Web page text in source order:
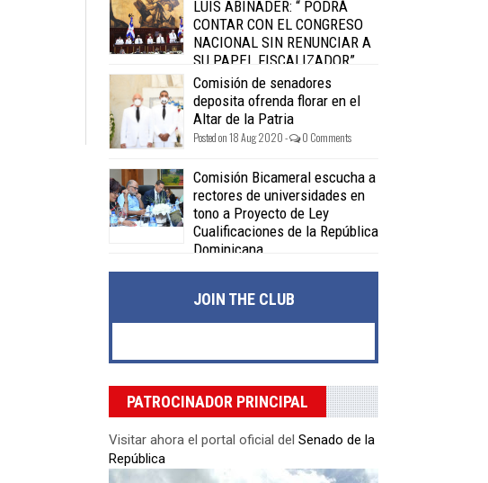
LUÍS ABINADER: “ PODRÁ
CONTAR CON EL CONGRESO
NACIONAL SIN RENUNCIAR A
SU PAPEL FISCALIZADOR”.
Posted on 18 Aug 2020 - 0 Comments
Comisión de senadores
deposita ofrenda florar en el
Altar de la Patria
Posted on 18 Aug 2020 - 0 Comments
Comisión Bicameral escucha a
rectores de universidades en
tono a Proyecto de Ley
Cualificaciones de la República
Dominicana
JOIN THE CLUB
PATROCINADOR PRINCIPAL
Visitar ahora el portal oficial del Senado de la
República